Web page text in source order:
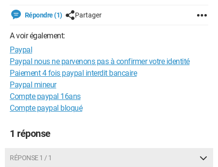
Répondre (1) Partager
A voir également:
Paypal
Paypal nous ne parvenons pas à confirmer votre identité
Paiement 4 fois paypal interdit bancaire
Paypal mineur
Compte paypal 16ans
Compte paypal bloqué
1 réponse
RÉPONSE 1 / 1